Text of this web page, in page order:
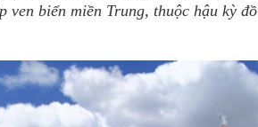
ven biển miền Trung, thuộc hậu kỳ đồ